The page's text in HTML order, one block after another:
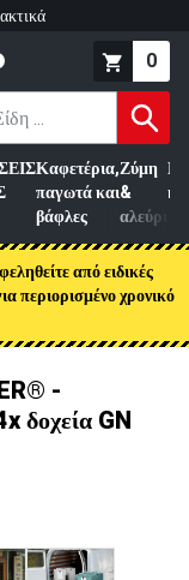
0
Καφετέρια,
παγωτά και
βάφλες
Ζύμη
&
αλεύρι
από ειδικές
περιορισμένο χρονικό
-
δοχεία GN